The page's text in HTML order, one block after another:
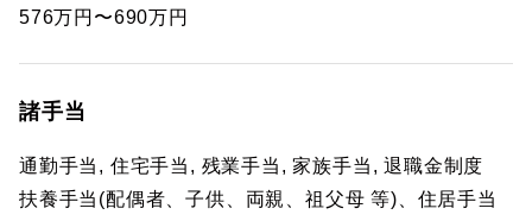
576万円〜690万円
諸手当
通勤手当, 住宅手当, 残業手当, 家族手当, 退職金制度
扶養手当(配偶者、子供、両親、祖父母 等)、住居手当